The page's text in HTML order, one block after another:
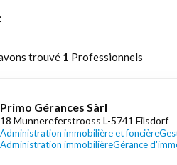
trouvé 1 Professionnels
Primo Gérances Sàrl
18 Munnereferstrooss L-5741 Filsdorf
Administration immobilière et foncière
Administration immobilièreGérance